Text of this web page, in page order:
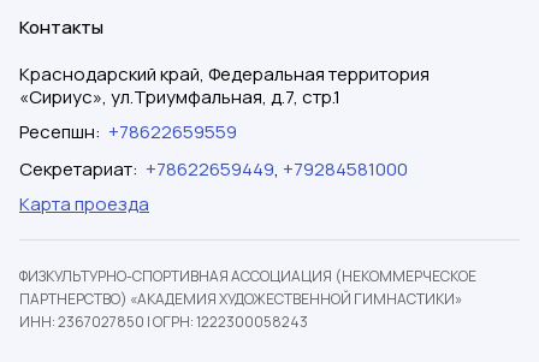
Контакты
Краснодарский край, Федеральная территория
«Сириус», ул.Триумфальная, д.7, стр.1
Ресепшн: +78622659559
Секретариат: +78622659449, +79284581000
Карта проезда
ФИЗКУЛЬТУРНО-СПОРТИВНАЯ АССОЦИАЦИЯ (НЕКОММЕРЧЕСКОЕ
ПАРТНЕРСТВО) «АКАДЕМИЯ ХУДОЖЕСТВЕННОЙ ГИМНАСТИКИ»
ИНН: 2367027850 |ОГРН: 1222300058243